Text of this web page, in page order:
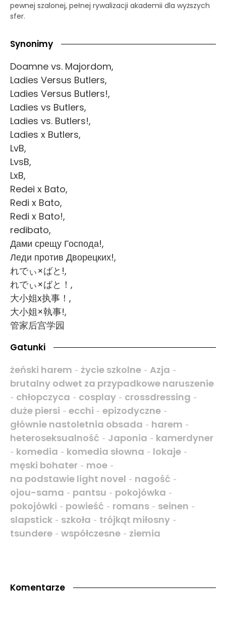
pewnej szalonej, pełnej rywalizacji akademii dla wyższych
sfer.
Synonimy
Doamne vs. Majordom,
Ladies Versus Butlers,
Ladies Versus Butlers!,
Ladies vs Butlers,
Ladies vs. Butlers!,
Ladies x Butlers,
LvB,
LvsB,
LxB,
Redei x Bato,
Redi x Bato,
Redi x Bato!,
redibato,
Дами срещу Господа!,
Леди против Дворецких!,
れでぃ×ばと!,
れでぃ×ばと！,
大小姐x执事！,
大小姐×執事!,
管家后宫学园
Gatunki
żeński harem - życie szkolne - Azja -
brutalny odwet za przypadkowe naruszenie
- chłopczyca - cosplay - crossdressing -
duże piersi - ecchi - epizodyczne -
głównie nastoletnia obsada - harem -
heteroseksualność - Japonia - kamerdyner
- komedia - komedia słowna - lokaje -
męski bohater - moe -
na podstawie light novel - nagość -
ojou-sama - pantsu - pokojówka -
pokojówki - powieść - romans - seinen -
slapstick - szkoła - trójkąt miłosny -
tsundere - współczesne - ziemia
Komentarze